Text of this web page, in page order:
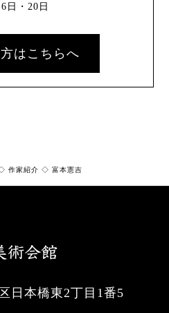
日・20日
はこちらへ
作家紹介 ◇ 富本憲吉
日本橋東2丁目1番5